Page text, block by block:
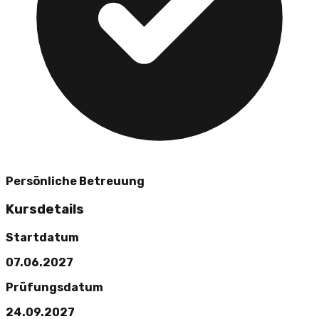
Persönliche Betreuung
Kursdetails
Startdatum
07.06.2027
Prüfungsdatum
24.09.2027